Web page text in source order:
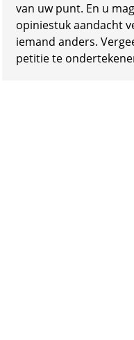
van uw punt. En u
opiniestuk aandacht
iemand anders.
petitie te